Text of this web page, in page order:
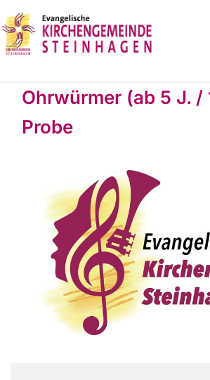
Ohrwürmer (ab 5 J. /
Probe